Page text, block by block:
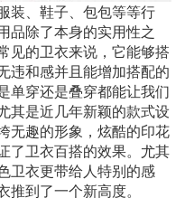
装、鞋子、包包等等行
品除了本身的实用性之
见的卫衣来说，它能够搭
违和感并且能增加搭配的
单穿还是叠穿都能让我们
其是近几年新颖的款式设
无趣的形象，炫酷的印花
了卫衣百搭的效果。尤其
卫衣更带给人特别的感
到了一个新高度。